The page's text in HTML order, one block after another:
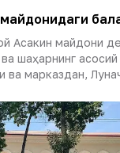
Асакин майдони
шаҳарнинг
ва марказдан,